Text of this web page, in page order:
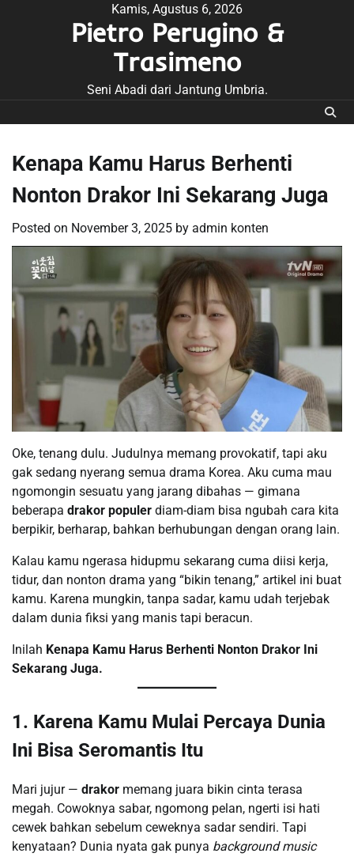
Kamis, Agustus 6, 2026
Pietro Perugino &
Trasimeno
Seni Abadi dari Jantung Umbria.
Kenapa Kamu Harus Berhenti
Nonton Drakor Ini Sekarang Juga
Posted on November 3, 2025 by admin konten
Oke, tenang dulu. Judulnya memang provokatif, tapi aku
gak sedang nyerang semua drama Korea. Aku cuma mau
ngomongin sesuatu yang jarang dibahas — gimana
beberapa drakor populer diam-diam bisa ngubah cara kita
berpikir, berharap, bahkan berhubungan dengan orang lain.
Kalau kamu ngerasa hidupmu sekarang cuma diisi kerja,
tidur, dan nonton drama yang “bikin tenang,” artikel ini buat
kamu. Karena mungkin, tanpa sadar, kamu udah terjebak
dalam dunia fiksi yang manis tapi beracun.
Inilah Kenapa Kamu Harus Berhenti Nonton Drakor Ini
Sekarang Juga.
1. Karena Kamu Mulai Percaya Dunia
Ini Bisa Seromantis Itu
Mari jujur — drakor memang juara bikin cinta terasa
megah. Cowoknya sabar, ngomong pelan, ngerti isi hati
cewek bahkan sebelum ceweknya sadar sendiri. Tapi
kenyataan? Dunia nyata gak punya background music